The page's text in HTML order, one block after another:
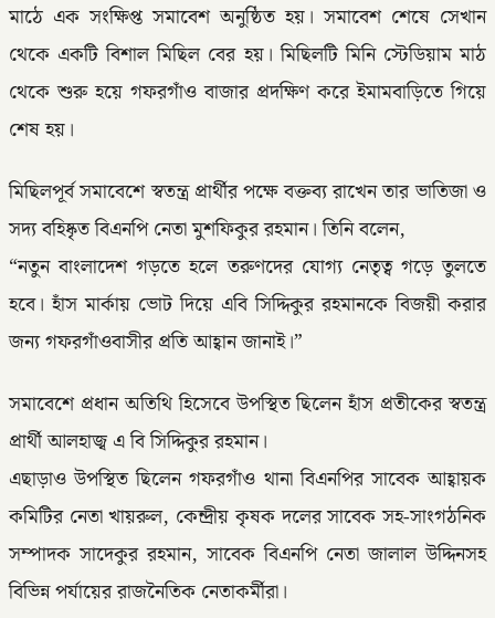
মাঠে এক সংক্ষিপ্ত সমাবেশ অনুষ্ঠিত হয়। সমাবেশ শেষে সেখান
থেকে একটি বিশাল মিছিল বের হয়। মিছিলটি মিনি স্টেডিয়াম মাঠ
থেকে শুরু হয়ে গফরগাঁও বাজার প্রদক্ষিণ করে ইমামবাড়িতে গিয়ে
শেষ হয়।
মিছিলপূর্ব সমাবেশে স্বতন্ত্র প্রার্থীর পক্ষে বক্তব্য রাখেন তার ভাতিজা ও
সদ্য বহিষ্কৃত বিএনপি নেতা মুশফিকুর রহমান। তিনি বলেন,
“নতুন বাংলাদেশ গড়তে হলে তরুণদের যোগ্য নেতৃত্ব গড়ে তুলতে
হবে। হাঁস মার্কায় ভোট দিয়ে এবি সিদ্দিকুর রহমানকে বিজয়ী করার
জন্য গফরগাঁওবাসীর প্রতি আহ্বান জানাই।”
সমাবেশে প্রধান অতিথি হিসেবে উপস্থিত ছিলেন হাঁস প্রতীকের স্বতন্ত্র
প্রার্থী আলহাজ্ব এ বি সিদ্দিকুর রহমান।
এছাড়াও উপস্থিত ছিলেন গফরগাঁও থানা বিএনপির সাবেক আহ্বায়ক
কমিটির নেতা খায়রুল, কেন্দ্রীয় কৃষক দলের সাবেক সহ-সাংগঠনিক
সম্পাদক সাদেকুর রহমান, সাবেক বিএনপি নেতা জালাল উদ্দিনসহ
বিভিন্ন পর্যায়ের রাজনৈতিক নেতাকর্মীরা।